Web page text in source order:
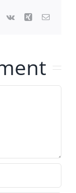
Vk Xing Email